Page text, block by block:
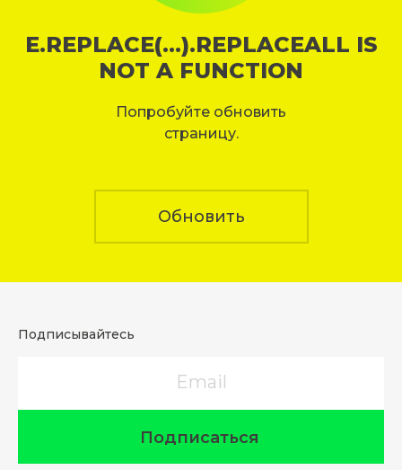
E.REPLACE(...).REPLACEALL IS
NOT A FUNCTION
Попробуйте обновить
страницу.
Обновить
Подписывайтесь
Подписаться